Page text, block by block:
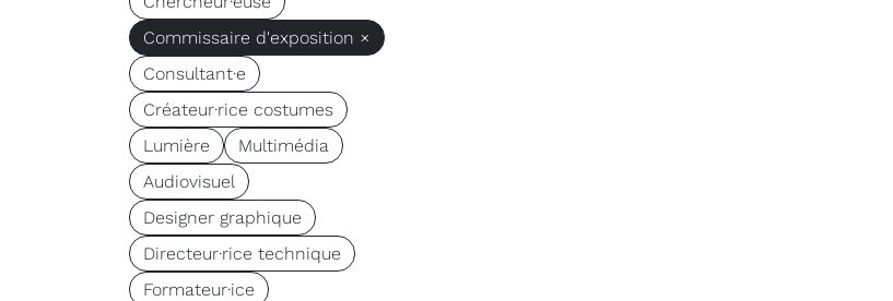
Commissaire d'exposition ×
Consultant·e
Créateur·rice costumes
Lumière
Multimédia
Audiovisuel
Designer graphique
Directeur·rice technique
Formateur·ice